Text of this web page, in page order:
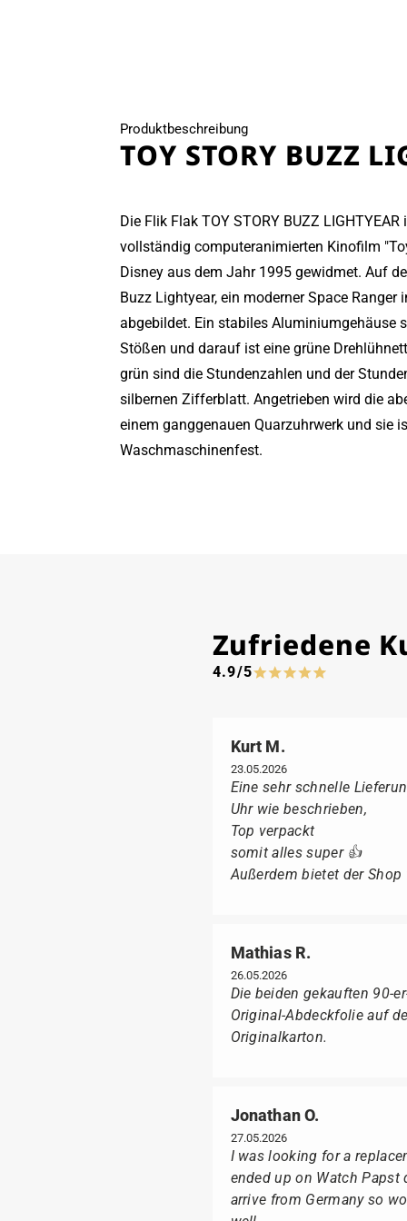
Produktbeschreibung
TOY STORY BUZZ
Die Flik Flak TOY STORY BUZZ LIGHTYEAR
vollständig computeranimierten Kinofilm
Disney aus dem Jahr 1995 gewidmet. Auf
Buzz Lightyear, ein moderner Space Ranger
abgebildet. Ein stabiles Aluminiumgehäuse
Stößen und darauf ist eine grüne
grün sind die Stundenzahlen und der
silbernen Zifferblatt. Angetrieben wird die
einem ganggenauen Quarzuhrwerk und sie
Waschmaschinenfest.
Zufriedene
4.9/5
Kurt M.
23.05.2026
Eine sehr schnelle
Uhr wie beschrieben,
Top verpackt
somit alles super 👍
Außerdem bietet der
Mathias R.
26.05.2026
Die beiden gekauften 90-
Original-Abdeckfolie auf
Originalkarton.
Jonathan O.
27.05.2026
I was looking for a
ended up on Watch
arrive from Germany so